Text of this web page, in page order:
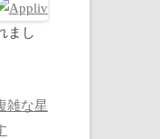
まし
雑な星